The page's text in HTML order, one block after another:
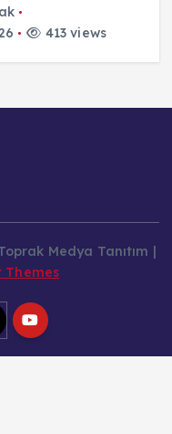
413 views
Medya Tanıtım |
Themes